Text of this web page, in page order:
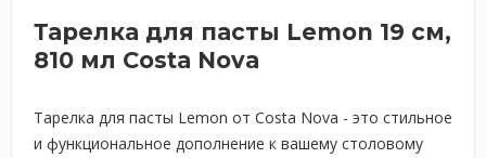
Тарелка для пасты Lemon 19 см,
810 мл Costa Nova
Тарелка для пасты Lemon от Costa Nova - это стильное
и функциональное дополнение к вашему столовому